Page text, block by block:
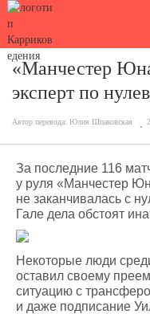
«Манчестер
эксперт по
Автор перевода: Юлия Шпаковская
За последние 116
у руля «Манчестер
не заканчивалась с
Гале дела обстоят
Некоторые люди
оставил своему
ситуацию с
и даже подписание